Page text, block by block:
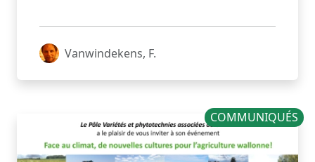
Vanwindekens, F.
COMMUNIQUÉS